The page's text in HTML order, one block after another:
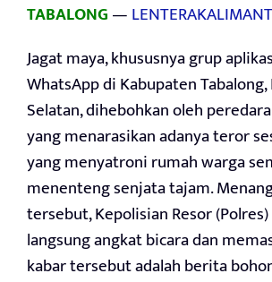
TABALONG—
Jagat maya, khususnya grup
WhatsApp di Kabupaten
Selatan, dihebohkan oleh
yang menarasikan adanya teror
yang menyatroni rumah warga
menenteng senjata tajam.
tersebut, Kepolisian Resor
langsung angkat bicara dan
kabar tersebut adalah berita